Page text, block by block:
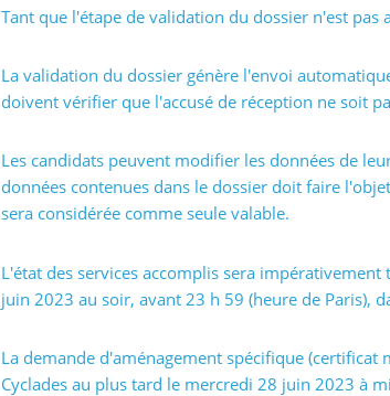
Tant que l'étape de validation du dossier n'est
La validation du dossier génère l'envoi
doivent vérifier que l'accusé de réception ne soit
Les candidats peuvent modifier les données de
données contenues dans le dossier doit faire
sera considérée comme seule valable.
L'état des services accomplis sera
juin 2023 au soir, avant 23 h 59 (heure de Paris),
La demande d'aménagement spécifique (certificat
Cyclades au plus tard le mercredi 28 juin 2023 à